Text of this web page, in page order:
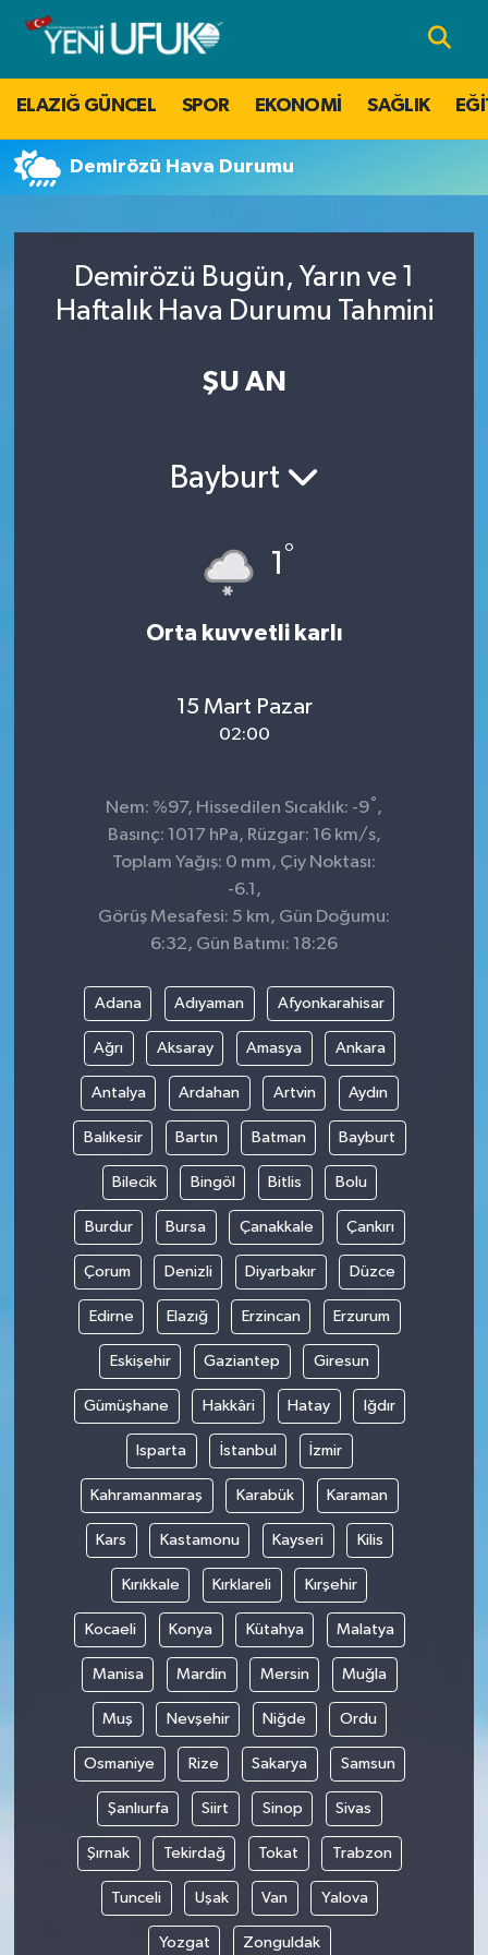
ELAZIĞ GÜNCEL SPOR EKONOMİ SAĞLIK
Demirözü Hava Durumu
Demirözü Bugün, Yarın ve 1
Haftalık Hava Durumu Tahmini
ŞU AN
Bayburt
1 °
Orta kuvvetli karlı
15 Mart Pazar
02:00
Nem: %97, Hissedilen Sıcaklık: -9° ,
Basınç: 1017 hPa, Rüzgar: 16 km/s,
Toplam Yağış: 0 mm, Çiy Noktası:
-6.1,
Görüş Mesafesi: 5 km, Gün Doğumu:
6:32, Gün Batımı: 18:26
Adana Adıyaman Afyonkarahisar
Ağrı Aksaray Amasya Ankara
Antalya Ardahan Artvin Aydın
Balıkesir Bartın Batman Bayburt
Bilecik Bingöl Bitlis Bolu
Burdur Bursa Çanakkale Çankırı
Çorum Denizli Diyarbakır Düzce
Edirne Elazığ Erzincan Erzurum
Eskişehir Gaziantep Giresun
Gümüşhane Hakkâri Hatay Iğdır
Isparta İstanbul İzmir
Kahramanmaraş Karabük Karaman
Kars Kastamonu Kayseri Kilis
Kırıkkale Kırklareli Kırşehir
Kocaeli Konya Kütahya Malatya
Manisa Mardin Mersin Muğla
Muş Nevşehir Niğde Ordu
Osmaniye Rize Sakarya Samsun
Şanlıurfa Siirt Sinop Sivas
Şırnak Tekirdağ Tokat Trabzon
Tunceli Uşak Van Yalova
Yozgat Zonguldak
Nöbetçi Eczaneler
Hava Durumu
Namaz Vakitleri
Süper Lig Puan Durumu ve Fikstür